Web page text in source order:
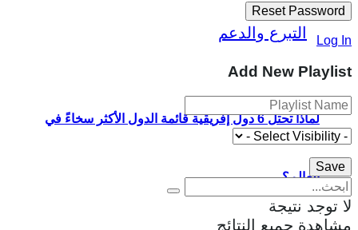
لماذا تحتل 6 دول إفريقية قائمة الدول الأكثر سخاءً في
العالم؟
Log In
Add New Playlist
لا توجد نتيجة
مشاهدة جميع النتائج